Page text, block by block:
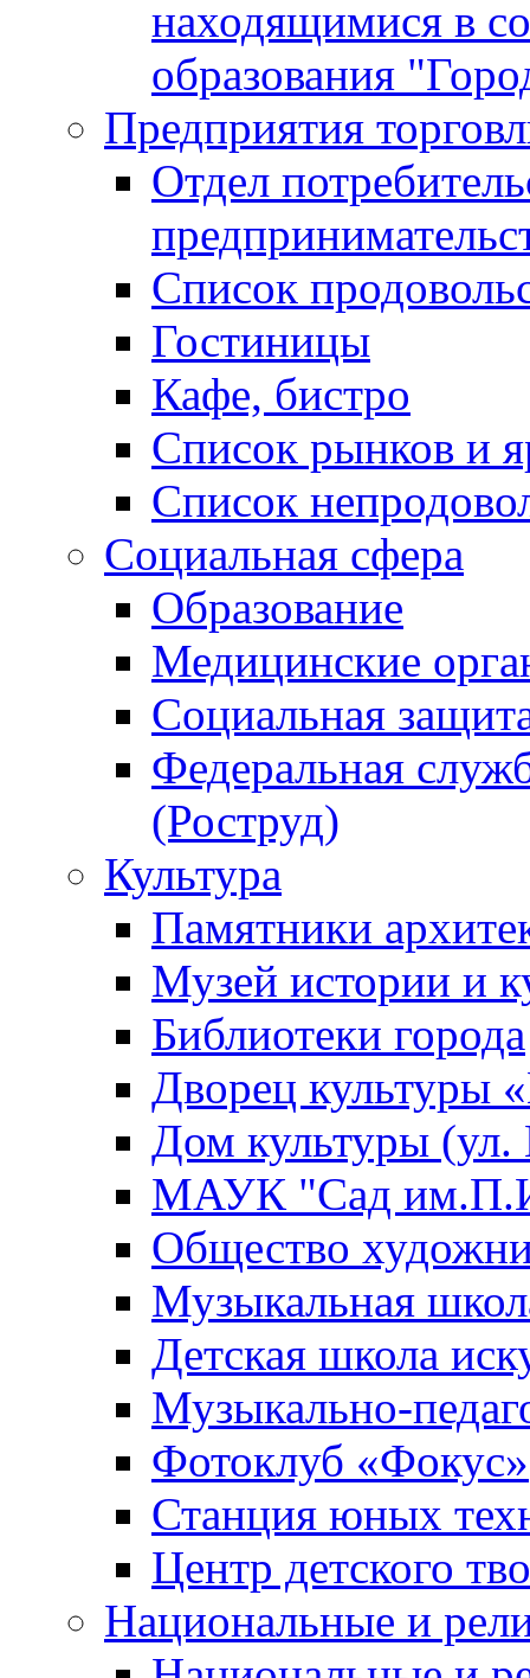
находящимися в
образования
Предприятия
Отдел
Список
Гостиницы
Кафе, бистро
Cписок рынков и
Список
Социальная сфера
Образование
Медицинские
Социальная
Федеральная
(Роструд)
Культура
Памятники
Музей истории и
Библиотеки города
Дворец культуры
Дом культуры (ул.
МАУК "Сад
Общество
Музыкальная
Детская школа
Музыкально-
Фотоклуб «Фокус»
Станция юных
Центр детского
Национальные и